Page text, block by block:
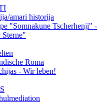
amari historija
"Somnakune Tscherhenji" -
Sterne"
Roma
- Wir leben!